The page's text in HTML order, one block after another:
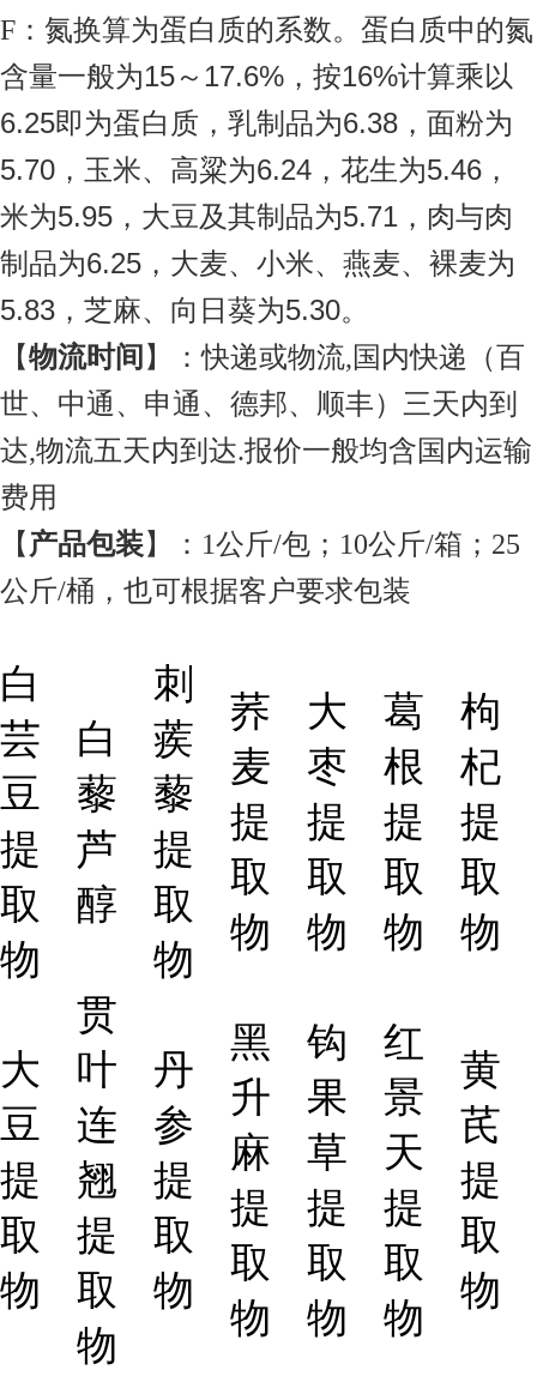
F ：氮换算为蛋白质的系数。蛋白质中的氮
含量一般为15～ 17.6% ，按16%计算乘以
6.25即为蛋白质，乳制品为6.38 ，面粉为
5.70 ，玉米、高粱为6.24 ，花生为5.46 ，
米为5.95 ，大豆及其制品为5.71 ，肉与肉
制品为6.25 ，大麦、小米、燕麦、裸麦为
5.83 ，芝麻、向日葵为5.30。
【物流时间 】：快递或物流,国内快递（百
世、中通、申通、德邦、顺丰）三天内到
达,物流五天内到达.报价一般均含国内运输
费用
【 产品包装】：1公斤/包；10公斤/箱；25
公斤/桶，也可根据客户要求包装
白
芸
豆
提
取
物
白
藜
芦
醇
刺
蒺
藜
提
取
物
荞
麦
提
取
物
大
枣
提
取
物
葛
根
提
取
物
枸
杞
提
取
物
大
豆
提
取
物
贯
叶
连
翘
提
取
物
丹
参
提
取
物
黑
升
麻
提
取
物
钩
果
草
提
取
物
红
景
天
提
取
物
黄
芪
提
取
物